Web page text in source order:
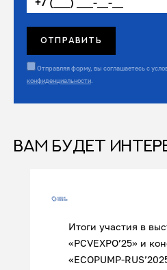
Отправляя форму, вы соглашаетесь с
конфиденциальности.
ВАМ БУДЕТ
Итоги участия в
«PCVEXPO’25» и